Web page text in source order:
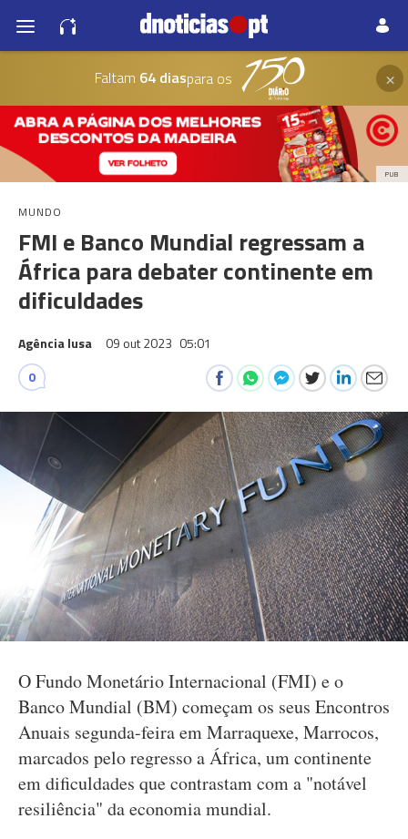
Faltam 64 diaspara os ×
PUB
MUNDO
FMI e Banco Mundial regressam a
África para debater continente em
dificuldades
Agência lusa 09 out 2023 05:01
0
O Fundo Monetário Internacional (FMI) e o
Banco Mundial (BM) começam os seus Encontros
Anuais segunda-feira em Marraquexe, Marrocos,
marcados pelo regresso a África, um continente
em dificuldades que contrastam com a "notável
resiliência" da economia mundial.